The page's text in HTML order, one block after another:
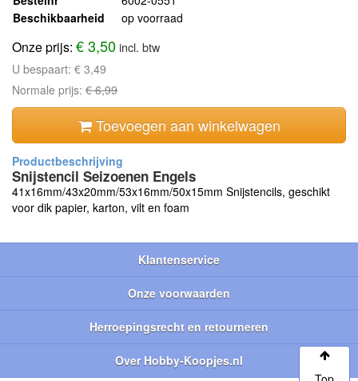
Beschikbaarheid
op voorraad
Onze prijs: € 3,50incl. btw
U bespaart: € 3,49
Normale prijs: € 6,99
Toevoegen aan winkelwagen
Snijstencil Seizoenen Engels
41x16mm/43x20mm/53x16mm/50x15mm Snijstencils, geschikt
voor dik papier, karton, vilt en foam
Klantenservice
Onze voorwaarden
Herroepingsrecht en retourneren
Over Hobby-Koopjes.nl